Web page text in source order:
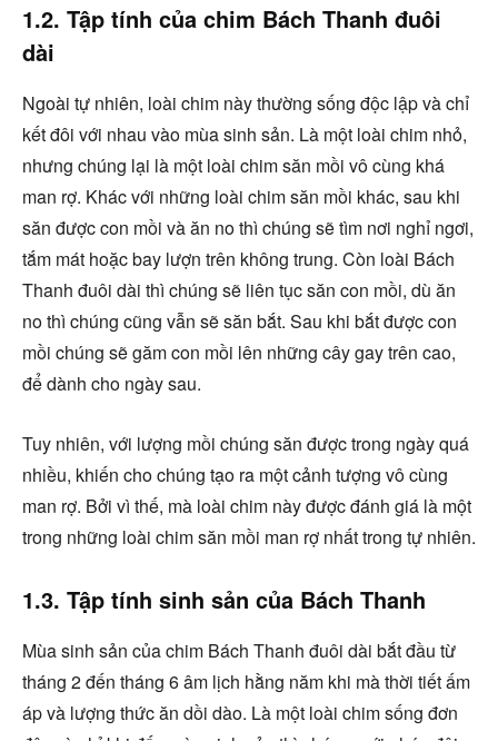
1.2. Tập tính của chim Bách Thanh đuôi
dài
Ngoài tự nhiên, loài chim này thường sống độc lập và chỉ
kết đôi với nhau vào mùa sinh sản. Là một loài chim nhỏ,
nhưng chúng lại là một loài chim săn mồi vô cùng khá
man rợ. Khác với những loài chim săn mồi khác, sau khi
săn được con mồi và ăn no thì chúng sẽ tìm nơi nghỉ ngơi,
tắm mát hoặc bay lượn trên không trung. Còn loài Bách
Thanh đuôi dài thì chúng sẽ liên tục săn con mồi, dù ăn
no thì chúng cũng vẫn sẽ săn bắt. Sau khi bắt được con
mồi chúng sẽ găm con mồi lên những cây gay trên cao,
để dành cho ngày sau.
Tuy nhiên, với lượng mồi chúng săn được trong ngày quá
nhiều, khiến cho chúng tạo ra một cảnh tượng vô cùng
man rợ. Bởi vì thế, mà loài chim này được đánh giá là một
trong những loài chim săn mồi man rợ nhất trong tự nhiên.
1.3. Tập tính sinh sản của Bách Thanh
Mùa sinh sản của chim Bách Thanh đuôi dài bắt đầu từ
tháng 2 đến tháng 6 âm lịch hằng năm khi mà thời tiết ấm
áp và lượng thức ăn dồi dào. Là một loài chim sống đơn